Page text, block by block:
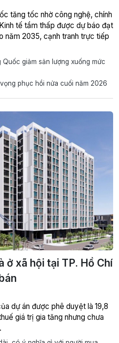
tăng tốc nhờ công nghệ, chính
tế tầm thấp được dự báo đạt
năm 2035, cạnh tranh trực tiếp
giảm sản lượng xuống mức
phục hồi nửa cuối năm 2026
ở xã hội tại TP. Hồ Chí
dự án được phê duyệt là 19,8
giá trị gia tăng nhưng chưa